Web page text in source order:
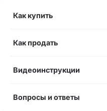
Как купить
Как продать
Видеоинструкции
Вопросы и ответы